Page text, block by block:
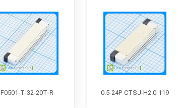
0.5-24P CTSJ-H2.0 119
F0501-T-32-20T-R